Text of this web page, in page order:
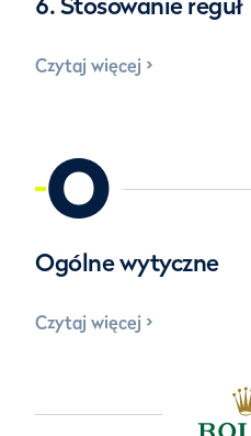
Czytaj więcej
O
Ogólne wytyczne
Czytaj więcej